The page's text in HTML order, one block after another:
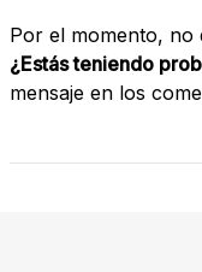
Por el momento, no
¿Estás teniendo
mensaje en los